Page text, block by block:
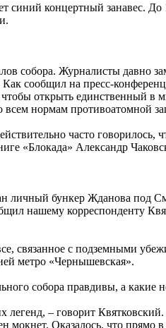
синий концертный занавес.
собора. Журналисты давно
сообщил на пресс-
открыть единственный
всем нормам противоатомной
часто
«Блокада» Александр
личный бункер Жданова под
нашему корреспонденту
связанное с подземными
метро «Чернышевская».
собора правдивы, а какие
легенд, – говорит
мокнет. Оказалось, что